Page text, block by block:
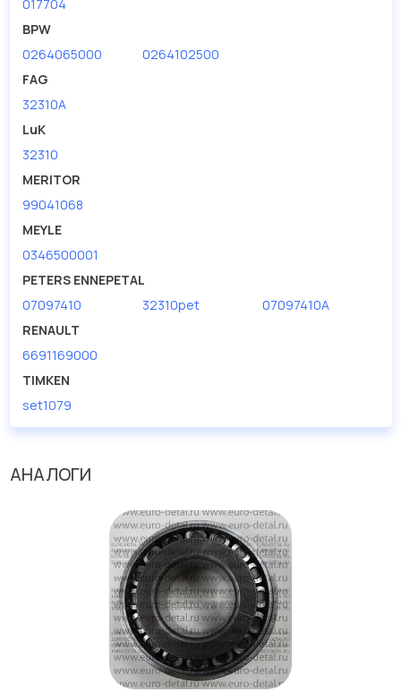
017704
BPW
0264065000
0264102500
FAG
32310A
LuK
32310
MERITOR
99041068
MEYLE
0346500001
PETERS ENNEPETAL
07097410
32310pet
07097410A
RENAULT
6691169000
TIMKEN
set1079
АНАЛОГИ